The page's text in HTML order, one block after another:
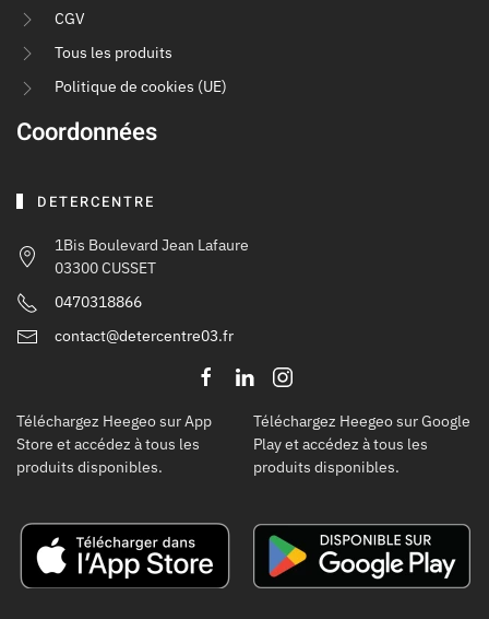
CGV
Tous les produits
Politique de cookies (UE)
Coordonnées
DETERCENTRE
1Bis Boulevard Jean Lafaure
03300 CUSSET
0470318866
contact@detercentre03.fr
Téléchargez Heegeo sur App
Store et accédez à tous les
produits disponibles.
Téléchargez Heegeo sur Google
Play et accédez à tous les
produits disponibles.